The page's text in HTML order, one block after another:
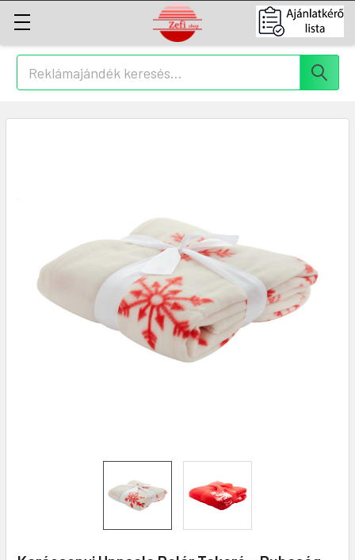
Keresés